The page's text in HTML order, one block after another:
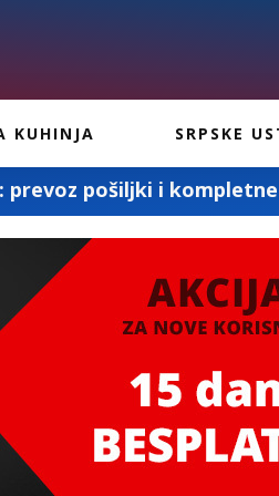
KUHINJA SRPSKE
selidbe (Srbija-